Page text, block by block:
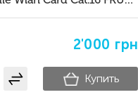
2'000 грн
Купить